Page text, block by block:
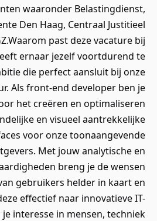
waaronder Belastingdienst,
Den Haag, Centraal Justitieel
past deze vacature bij
ernaar jezelf voortdurend te
die perfect aansluit bij onze
Als front-end developer ben je
het creëren en optimaliseren
en visueel aantrekkelijke
voor onze toonaangevende
Met jouw analytische en
breng je de wensen
gebruikers helder in kaart en
effectief naar innovatieve IT-
interesse in mensen, techniek